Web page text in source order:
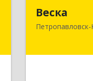
Веска